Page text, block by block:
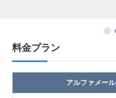
料金プラン
アルファメー